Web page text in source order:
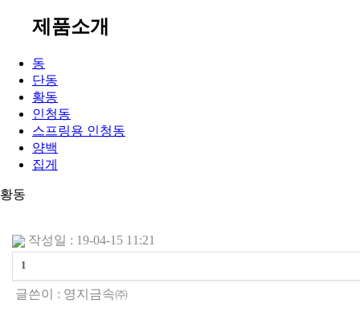
제품소개
동
단동
황동
인청동
스프링용 인청동
양백
집게
황동
작성일 : 19-04-15 11:21
1
글쓴이 : 영지금속㈜